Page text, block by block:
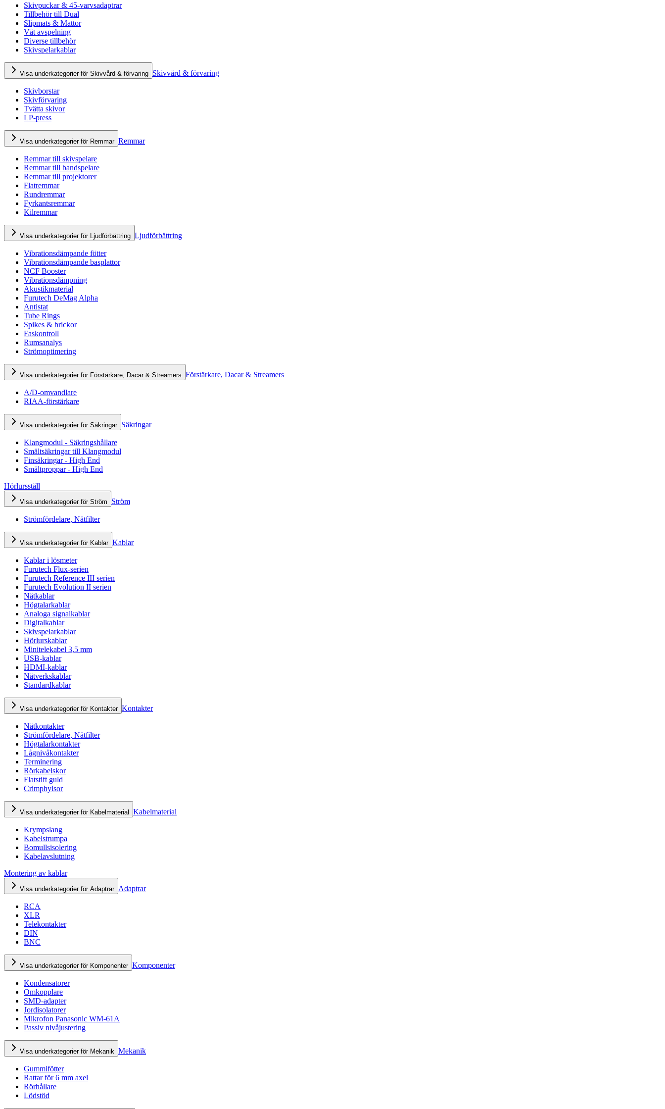
Skivpuckar & 45-varvsadaptrar
Tillbehör till Dual
Slipmats & Mattor
Våt avspelning
Diverse tillbehör
Skivspelarkablar
Visa underkategorier för Skivvård & förvaring Skivvård & förvaring
Skivborstar
Skivförvaring
Tvätta skivor
LP-press
Visa underkategorier för Remmar Remmar
Remmar till skivspelare
Remmar till bandspelare
Remmar till projektorer
Flatremmar
Rundremmar
Fyrkantsremmar
Kilremmar
Visa underkategorier för Ljudförbättring Ljudförbättring
Vibrationsdämpande fötter
Vibrationsdämpande basplattor
NCF Booster
Vibrationsdämpning
Akustikmaterial
Furutech DeMag Alpha
Antistat
Tube Rings
Spikes & brickor
Faskontroll
Rumsanalys
Strömoptimering
Visa underkategorier för Förstärkare, Dacar & Streamers Förstärkare, Dacar & Streamers
A/D-omvandlare
RIAA-förstärkare
Visa underkategorier för Säkringar Säkringar
Klangmodul - Säkringshållare
Smältsäkringar till Klangmodul
Finsäkringar - High End
Smältproppar - High End
Hörlursställ
Visa underkategorier för Ström Ström
Strömfördelare, Nätfilter
Visa underkategorier för Kablar Kablar
Kablar i lösmeter
Furutech Flux-serien
Furutech Reference III serien
Furutech Evolution II serien
Nätkablar
Högtalarkablar
Analoga signalkablar
Digitalkablar
Skivspelarkablar
Hörlurskablar
Minitelekabel 3,5 mm
USB-kablar
HDMI-kablar
Nätverkskablar
Standardkablar
Visa underkategorier för Kontakter Kontakter
Nätkontakter
Strömfördelare, Nätfilter
Högtalarkontakter
Lågnivåkontakter
Terminering
Rörkabelskor
Flatstift guld
Crimphylsor
Visa underkategorier för Kabelmaterial Kabelmaterial
Krympslang
Kabelstrumpa
Bomullsisolering
Kabelavslutning
Montering av kablar
Visa underkategorier för Adaptrar Adaptrar
RCA
XLR
Telekontakter
DIN
BNC
Visa underkategorier för Komponenter Komponenter
Kondensatorer
Omkopplare
SMD-adapter
Jordisolatorer
Mikrofon Panasonic WM-61A
Passiv nivåjustering
Visa underkategorier för Mekanik Mekanik
Gummifötter
Rattar för 6 mm axel
Rörhållare
Lödstöd